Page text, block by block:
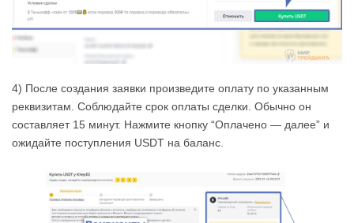
4) После создания заявки произведите оплату по указанным
реквизитам. Соблюдайте срок оплаты сделки. Обычно он
составляет 15 минут. Нажмите кнопку “Оплачено — далее” и
ожидайте поступления USDT на баланс.